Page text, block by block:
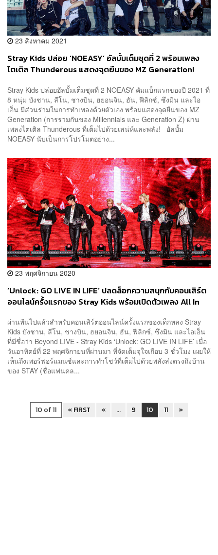
23 สิงหาคม 2021
Stray Kids ปล่อย ‘NOEASY’ อัลบั้มเต็มชุดที่ 2 พร้อมเพลง
ไตเติล Thunderous แสดงจุดยืนของ MZ Generation!
Stray Kids ปล่อยอัลบั้มเต็มชุดที่ 2 NOEASY คัมแบ็กแรกของปี 2021 ที่
8 หนุ่ม บังชาน, ลีโน, ชางบิน, ฮยอนจิน, ฮัน, ฟีลิกซ์, ซึงมิน และไอ
เอ็น มีส่วนร่วมในการทำเพลงด้วยตัวเอง พร้อมแสดงจุดยืนของ MZ
Generation (การรวมกันของ Millennials และ Generation Z) ผ่าน
เพลงไตเติล Thunderous ที่เต็มไปด้วยเสน่ห์และพลัง! อัลบั้ม
NOEASY นับเป็นการโปรโมตอย่าง...
23 พฤศจิกายน 2020
‘Unlock: GO LIVE IN LIFE’ ปลดล็อกความสนุกกับคอนเสิร์ต
ออนไลน์ครั้งแรกของ Stray Kids พร้อมเปิดตัวเพลง All In
ผ่านพ้นไปแล้วสำหรับคอนเสิร์ตออนไลน์ครั้งแรกของเด็กหลง Stray
Kids บังชาน, ลีโน, ชางบิน, ฮยอนจิน, ฮัน, ฟีลิกซ์, ซึงมิน และไอเอ็น
ที่มีชื่อว่า Beyond LIVE - Stray Kids ‘Unlock: GO LIVE IN LIFE’ เมื่อ
วันอาทิตย์ที่ 22 พฤศจิกายนที่ผ่านมา ที่จัดเต็มจุใจเกือบ 3 ชั่วโมง เผยให้
เห็นถึงเพอร์ฟอร์แมนซ์และการทำโชว์ที่เต็มไปด้วยพลังส่งตรงถึงบ้าน
ของ STAY (ชื่อแฟนคล...
10 of 11 « FIRST « ... 9 10 11 »